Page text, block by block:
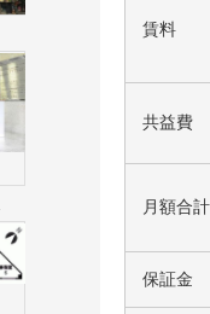
賃料
共益費
月額合計
保証金